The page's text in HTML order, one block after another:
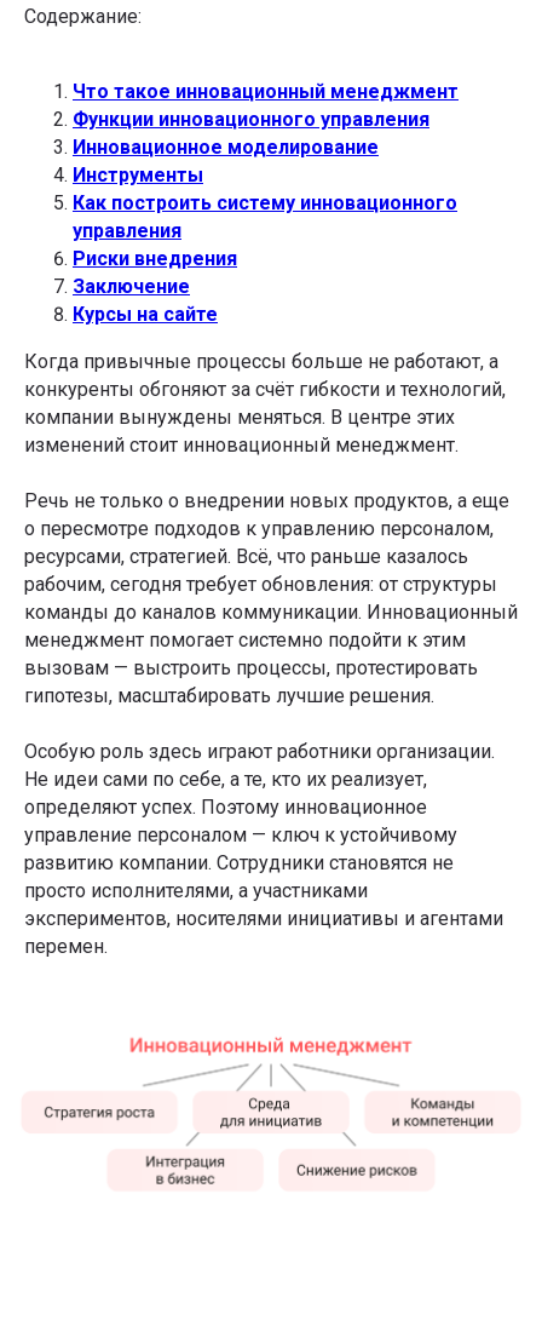
Содержание:
Что такое инновационный менеджмент
Функции инновационного управления
Инновационное моделирование
Инструменты
Как построить систему инновационного
управления
Риски внедрения
Заключение
Курсы на сайте
Когда привычные процессы больше не работают, а
конкуренты обгоняют за счёт гибкости и технологий,
компании вынуждены меняться. В центре этих
изменений стоит инновационный менеджмент.
Речь не только о внедрении новых продуктов, а еще
о пересмотре подходов к управлению персоналом,
ресурсами, стратегией. Всё, что раньше казалось
рабочим, сегодня требует обновления: от структуры
команды до каналов коммуникации. Инновационный
менеджмент помогает системно подойти к этим
вызовам — выстроить процессы, протестировать
гипотезы, масштабировать лучшие решения.
Особую роль здесь играют работники организации.
Не идеи сами по себе, а те, кто их реализует,
определяют успех. Поэтому инновационное
управление персоналом — ключ к устойчивому
развитию компании. Сотрудники становятся не
просто исполнителями, а участниками
экспериментов, носителями инициативы и агентами
перемен.